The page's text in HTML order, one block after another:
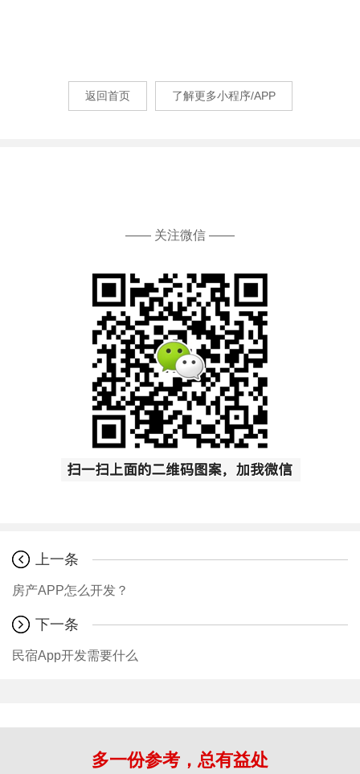
返回首页 了解更多小程序/APP
—— 关注微信 ——
上一条
房产APP怎么开发？
下一条
民宿App开发需要什么
多一份参考，总有益处